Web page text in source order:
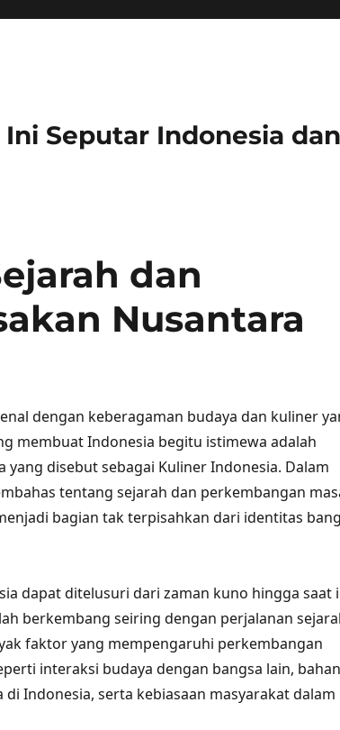
Seputar Indonesia
dan
Nusantara
dengan keberagaman budaya dan kuliner
membuat Indonesia begitu istimewa adalah
yang disebut sebagai Kuliner Indonesia. Dalam
tentang sejarah dan perkembangan
bagian tak terpisahkan dari identitas
dapat ditelusuri dari zaman kuno hingga saat
berkembang seiring dengan perjalanan
faktor yang mempengaruhi perkembangan
interaksi budaya dengan bangsa lain, bahan
di Indonesia, serta kebiasaan masyarakat dalam